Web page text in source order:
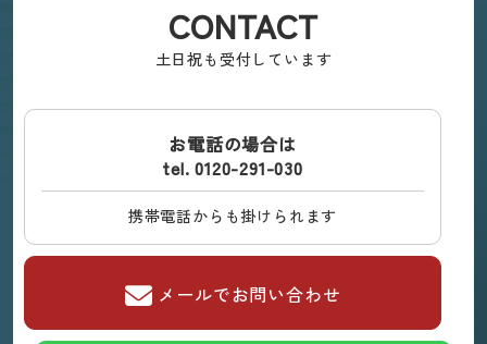
CONTACT
土日祝も受付しています
お電話の場合は
tel. 0120-291-030
携帯電話からも掛けられます
メールでお問い合わせ